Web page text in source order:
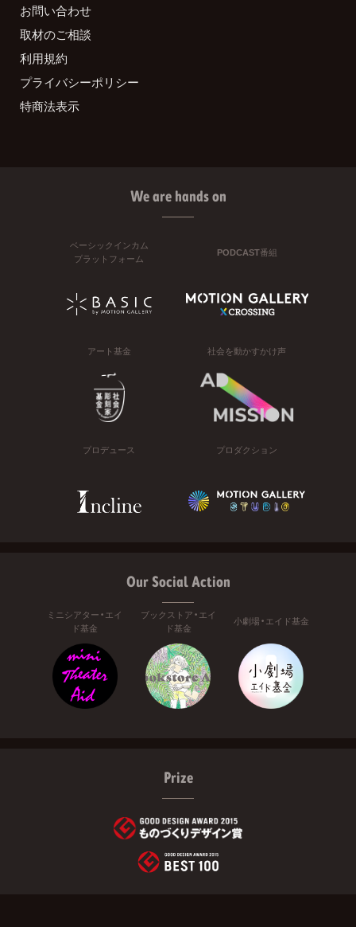
お問い合わせ
取材のご相談
利用規約
プライバシーポリシー
特商法表示
We are hands on
ベーシックインカム
プラットフォーム
PODCAST番組
アート基金 社会を動かすかけ声
プロデュース プロダクション
Our Social Action
ミニシアター・エイ
ド基金
ブックストア・エイ
ド基金
小劇場・エイド基金
Prize